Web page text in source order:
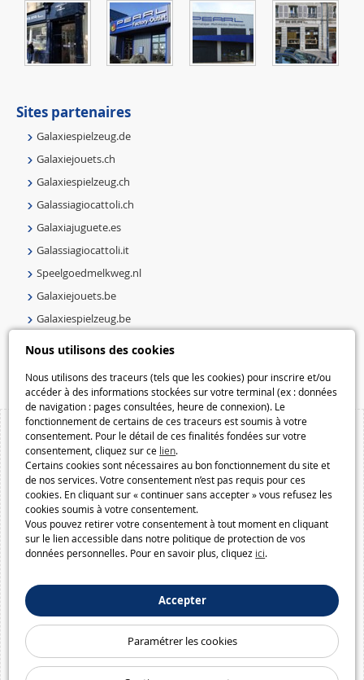
Nous utilisons des cookies
Nous utilisons des traceurs (tels que les cookies) pour inscrire et/ou
accéder à des informations stockées sur votre terminal (ex : données
de navigation : pages consultées, heure de connexion). Le
fonctionnement de certains de ces traceurs est soumis à votre
consentement. Pour le détail de ces finalités fondées sur votre
consentement, cliquez sur ce lien.
Certains cookies sont nécessaires au bon fonctionnement du site et
de nos services. Votre consentement n’est pas requis pour ces
cookies. En cliquant sur « continuer sans accepter » vous refusez les
cookies soumis à votre consentement.
Vous pouvez retirer votre consentement à tout moment en cliquant
sur le lien accessible dans notre politique de protection de vos
données personnelles. Pour en savoir plus, cliquez ici.
Accepter
Paramétrer les cookies
Sites partenaires
Galaxiespielzeug.de
Galaxiejouets.ch
Galaxiespielzeug.ch
Galassiagiocattoli.ch
Galaxiajuguete.es
Galassiagiocattoli.it
Speelgoedmelkweg.nl
Galaxiejouets.be
Galaxiespielzeug.be